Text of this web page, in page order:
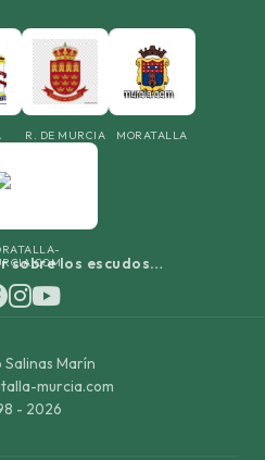
R. DE MURCIA MORATALLA
sobre los escudos…
Salinas Marín
murcia.com
- 2026